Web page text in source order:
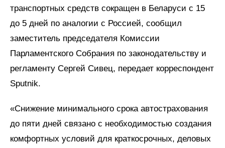
транспортных средств сокращен в Беларуси с 15
до 5 дней по аналогии с Россией, сообщил
заместитель председателя Комиссии
Парламентского Собрания по законодательству и
регламенту Сергей Сивец, передает корреспондент
Sputnik.
«Снижение минимального срока автострахования
до пяти дней связано с необходимостью создания
комфортных условий для краткосрочных, деловых